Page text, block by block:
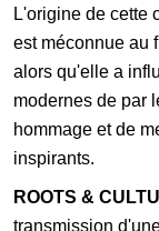
L'origine de cette
est méconnue au
alors qu'elle a
modernes de par
hommage et de
inspirants.
ROOTS &
transmission